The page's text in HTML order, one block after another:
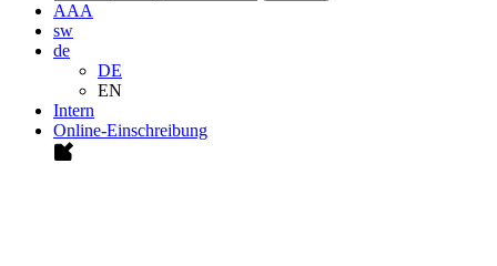
AAA
sw
de
DE
EN
Intern
Online-Einschreibung